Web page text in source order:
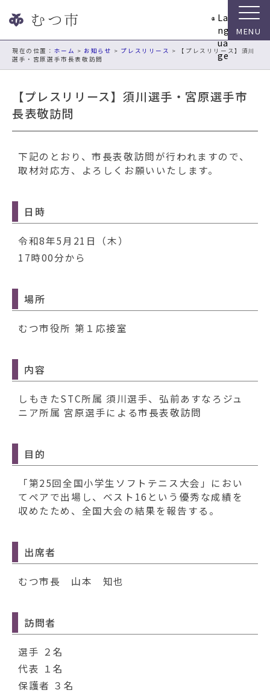
ビ
La
ng
ua
ge
現在の位置： ホーム > お知らせ > プレスリリース > 【プレスリリース】須川
選手・宮原選手市長表敬訪問
【プレスリリース】須川選手・宮原選手市
長表敬訪問
下記のとおり、市長表敬訪問が行われますので、
取材対応方、よろしくお願いいたします。
日時
令和8年5月21日（木）
17時00分から
場所
むつ市役所 第１応接室
内容
しもきたSTC所属 須川選手、弘前あすなろジュ
ニア所属 宮原選手による市長表敬訪問
目的
「第25回全国小学生ソフトテニス大会」におい
てペアで出場し、ベスト16という優秀な成績を
収めたため、全国大会の結果を報告する。
出席者
むつ市長 山本 知也
訪問者
選手 ２名
代表 １名
保護者 ３名